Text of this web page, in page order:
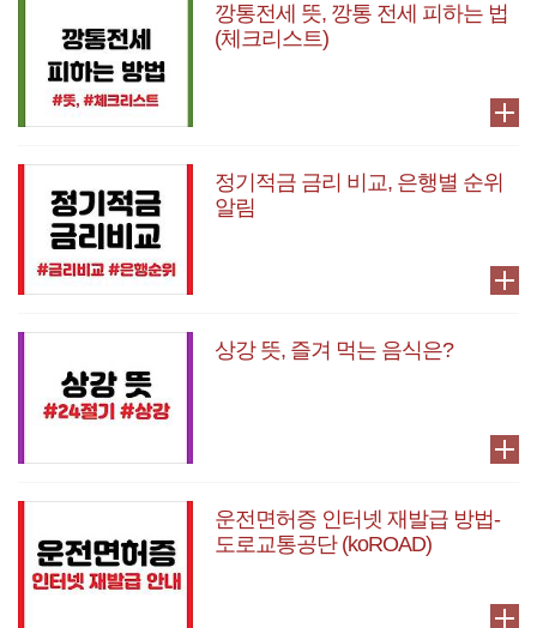
깡통전세 뜻, 깡통 전세 피하는 법
(체크리스트)
정기적금 금리 비교, 은행별 순위
알림
상강 뜻, 즐겨 먹는 음식은?
운전면허증 인터넷 재발급 방법-
도로교통공단 (koROAD)